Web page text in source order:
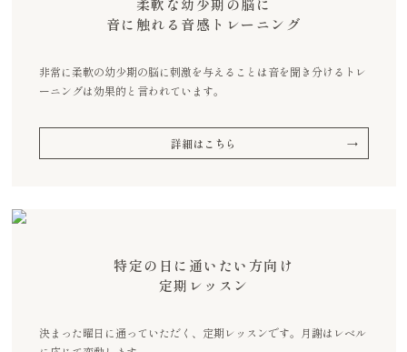
柔軟な幼少期の脳に
音に触れる音感トレーニング
非常に柔軟の幼少期の脳に刺激を与えることは音を聞き分けるトレ
ーニングは効果的と言われています。
詳細はこちら
特定の日に通いたい方向け
定期レッスン
決まった曜日に通っていただく、定期レッスンです。月謝はレベル